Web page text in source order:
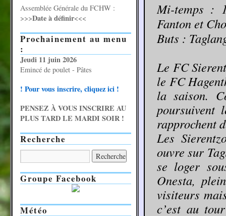
Mi-temps :
Fanton et
Buts :
Le FC
le FC
la saison.
poursuivent
rapprochent
Les
ouvre sur
se loger
Onesta,
visiteurs
c’est au
Assemblée Générale du FCHW :
>>>Date à définir<<<
Prochainement au menu
:
Jeudi 11 juin 2026
Emincé de poulet - Pâtes
! Pour vous inscrire, cliquez ici !
PENSEZ À VOUS INSCRIRE AU
PLUS TARD LE MARDI SOIR !
Recherche
Groupe Facebook
Météo